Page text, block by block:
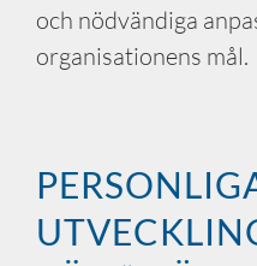
och nödvändiga
organisationens mål.